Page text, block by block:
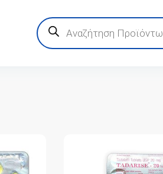
Products
search